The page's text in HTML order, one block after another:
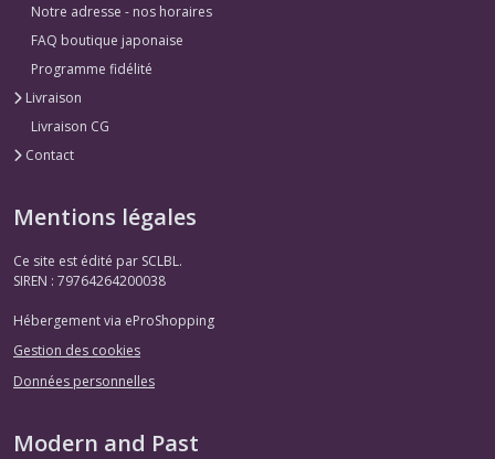
Notre adresse - nos horaires
FAQ boutique japonaise
Programme fidélité
Livraison
Livraison CG
Contact
Mentions légales
Ce site est édité par SCLBL.
SIREN : 79764264200038
Hébergement via eProShopping
Gestion des cookies
Données personnelles
Modern and Past